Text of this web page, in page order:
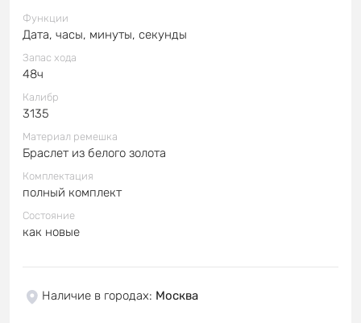
Функции
Дата, часы, минуты, секунды
Запас хода
48ч
Калибр
3135
Материал ремешка
Браслет из белого золота
Комплектация
полный комплект
Состояние
как новые
Наличие в городах: Москва